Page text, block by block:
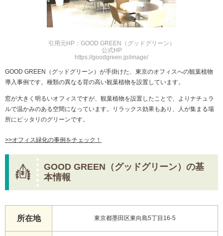
引用元HP：GOOD GREEN（グッドグリーン）
公式HP
https://goodgreen.jp/image/
GOOD GREEN（グッドグリーン）が手掛けた、東京のオフィスへの観葉植物
導入事例です。種類の異なる背の高い観葉植物を設置しています。
窓が大きく明るいオフィスですが、観葉植物を設置したことで、よりナチュラ
ルで温かみのある空間になっています。リラックス効果もあり、人が集まる場
所にピッタリのグリーンです。
>>オフィス緑化の事例をチェック！
GOOD GREEN（グッドグリーン）の基
本情報
所在地 東京都墨田区東向島5丁目16-5